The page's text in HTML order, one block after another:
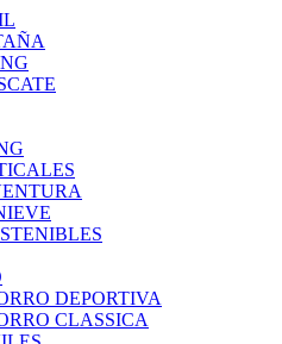
DEPORTIVA
CLASSICA